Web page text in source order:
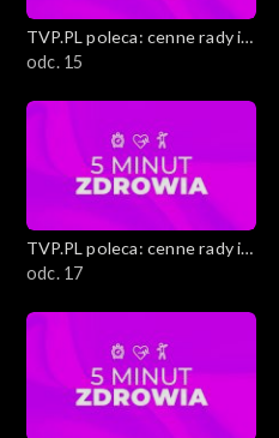
TVP.PL poleca: cenne rady i
ciekawostki
odc. 15
TVP.PL poleca: cenne rady i
ciekawostki
odc. 17